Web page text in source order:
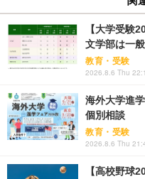
【大学受験
文学部は一
教育・受験
2026.8.6 Thu
海外大学進
個別相談
教育・受験
2026.8.6 Thu
【高校野球